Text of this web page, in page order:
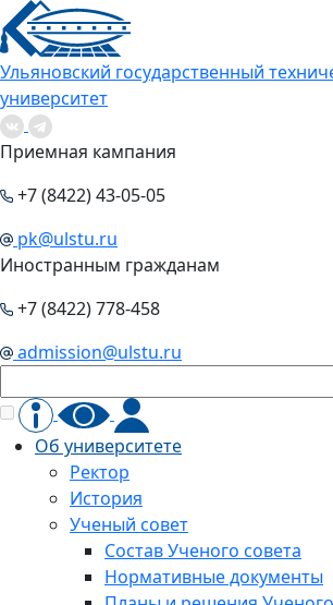
Ульяновский государственный
университет
Приемная кампания
+7 (8422) 43-05-05
pk@ulstu.ru
Иностранным гражданам
+7 (8422) 778-458
admission@ulstu.ru
Об университете
Ректор
История
Ученый совет
Состав Ученого совета
Нормативные документы